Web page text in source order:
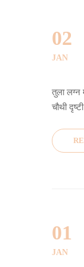
02
JAN
तुला लग्न
चौथी
01
JAN